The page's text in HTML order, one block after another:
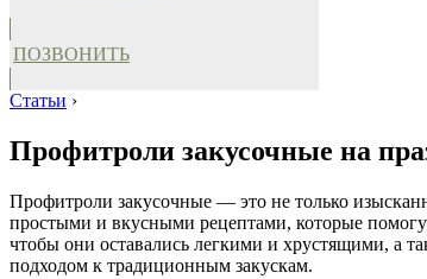
ПОЗВОНИТЬ
Статьи ›
Профитроли закусочные на
Профитроли закусочные — это не только
простыми и вкусными рецептами, которые
чтобы они оставались легкими и хрустящими, а
подходом к традиционным закускам.